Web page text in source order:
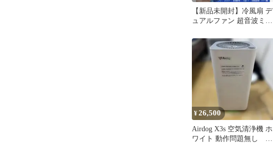
【新品未開封】冷風扇 デ
ュアルファン 超音波ミス
¥26,500
Airdog X3s 空気清浄機 ホ
ワイト 動作問題無し